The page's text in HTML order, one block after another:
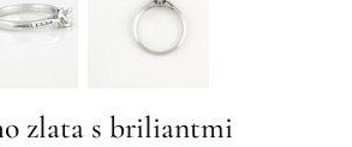
zlata s briliantmi